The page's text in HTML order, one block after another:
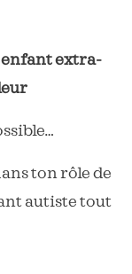
enfant extra-
ton rôle de
autiste tout